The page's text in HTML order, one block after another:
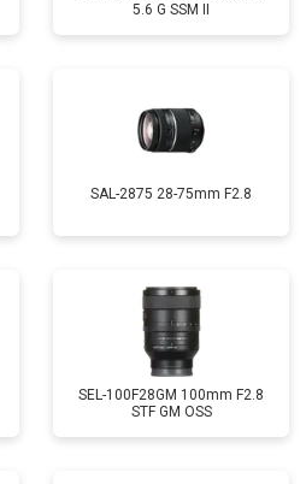
5.6 G SSM II
SAL-2875 28-75mm F2.8
SEL-100F28GM 100mm F2.8
STF GM OSS